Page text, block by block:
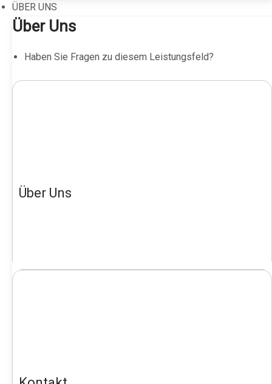
ÜBER UNS
Über Uns
Haben Sie Fragen zu diesem Leistungsfeld?
Über Uns